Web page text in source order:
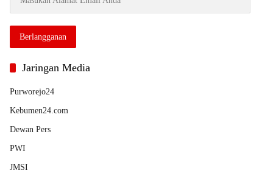
Alamat
Berlangganan
Jaringan Media
Purworejo24
Kebumen24.com
Dewan Pers
PWI
JMSI